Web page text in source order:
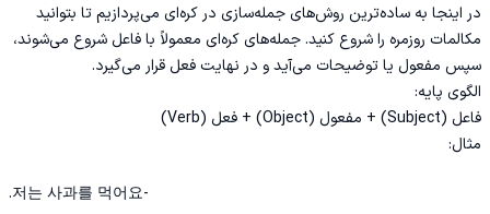
در اینجا به ساده‌ترین روش‌های جمله‌سازی در کره‌ای می‌پردازیم تا بتوانید
مکالمات روزمره را شروع کنید. جمله‌های کره‌ای معمولاً با فاعل شروع می‌شوند،
سپس مفعول یا توضیحات می‌آید و در نهایت فعل قرار می‌گیرد.
الگوی پایه:
فاعل (Subject) + مفعول (Object) + فعل (Verb)
مثال:
-저는 사과를 먹어요.